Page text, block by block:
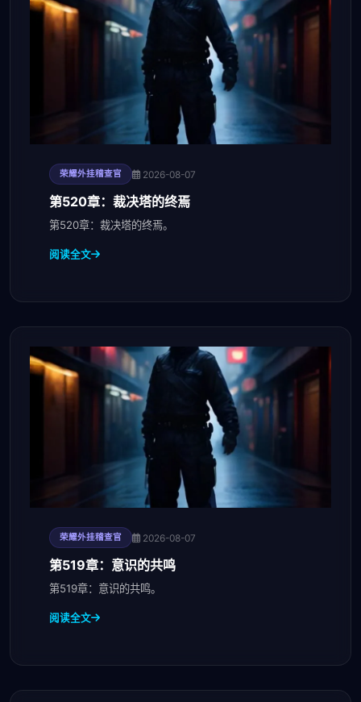
荣耀外挂稽查官 2026-08-07
第520章：裁决塔的终焉
第520章：裁决塔的终焉。
阅读全文
荣耀外挂稽查官 2026-08-07
第519章：意识的共鸣
第519章：意识的共鸣。
阅读全文